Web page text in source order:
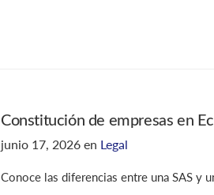
Constitución de empresas en
junio 17, 2026 en Legal
Conoce las diferencias entre una SAS y